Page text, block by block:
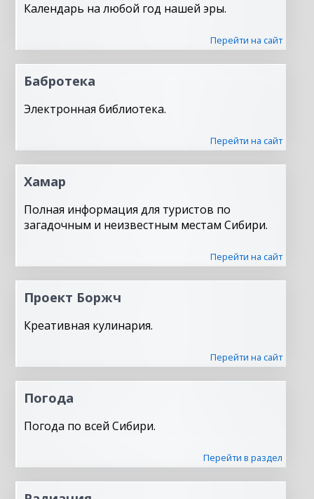
Календарь на любой год нашей эры.
Перейти на сайт
Бабротека
Электронная библиотека.
Перейти на сайт
Хамар
Полная информация для туристов по
загадочным и неизвестным местам Сибири.
Перейти на сайт
Проект Боржч
Креативная кулинария.
Перейти на сайт
Погода
Погода по всей Сибири.
Перейти в раздел